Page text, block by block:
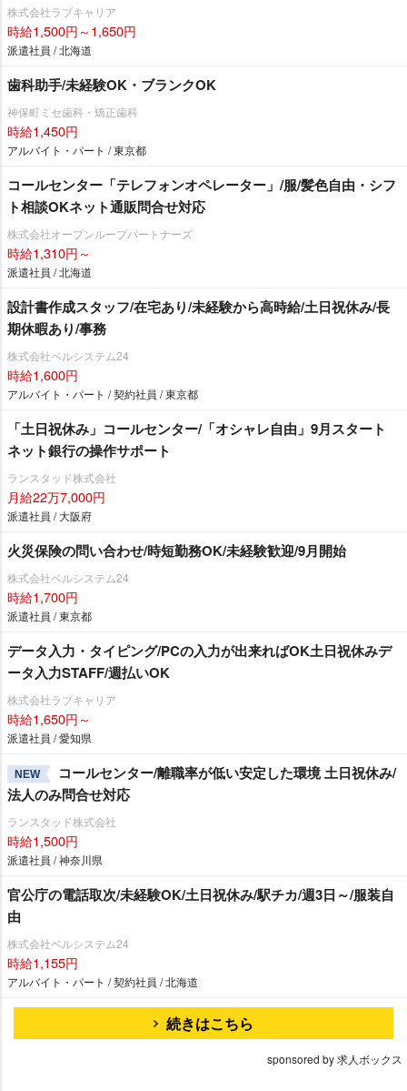
株式会社ラブキャリア
時給1,500円～1,650円
派遣社員 / 北海道
歯科助手/未経験OK・ブランクOK
神保町ミセ歯科・矯正歯科
時給1,450円
アルバイト・パート / 東京都
コールセンター「テレフォンオペレーター」/服/髪色自由・シフ
ト相談OKネット通販問合せ対応
株式会社オープンループパートナーズ
時給1,310円～
派遣社員 / 北海道
設計書作成スタッフ/在宅あり/未経験から高時給/土日祝休み/長
期休暇あり/事務
株式会社ベルシステム24
時給1,600円
アルバイト・パート / 契約社員 / 東京都
「土日祝休み」コールセンター/「オシャレ自由」9月スタート
ネット銀行の操作サポート
ランスタッド株式会社
月給22万7,000円
派遣社員 / 大阪府
火災保険の問い合わせ/時短勤務OK/未経験歓迎/9月開始
株式会社ベルシステム24
時給1,700円
派遣社員 / 東京都
データ入力・タイピング/PCの入力が出来ればOK土日祝休みデ
ータ入力STAFF/週払いOK
株式会社ラブキャリア
時給1,650円～
派遣社員 / 愛知県
NEW
コールセンター/離職率が低い安定した環境 土日祝休み/
法人のみ問合せ対応
ランスタッド株式会社
時給1,500円
派遣社員 / 神奈川県
官公庁の電話取次/未経験OK/土日祝休み/駅チカ/週3日～/服装自
由
株式会社ベルシステム24
時給1,155円
アルバイト・パート / 契約社員 / 北海道
続きはこちら
sponsored by 求人ボックス